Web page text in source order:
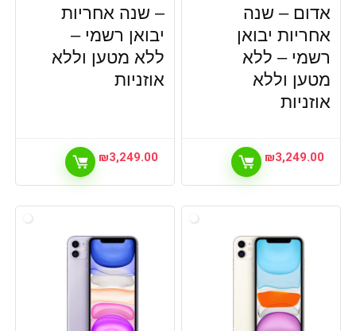
אדום – שנה
אחריות יבואן
רשמי – ללא
מטען וללא
אוזניות
₪3,249.00
– שנה אחריות
יבואן רשמי –
ללא מטען וללא
אוזניות
₪3,249.00